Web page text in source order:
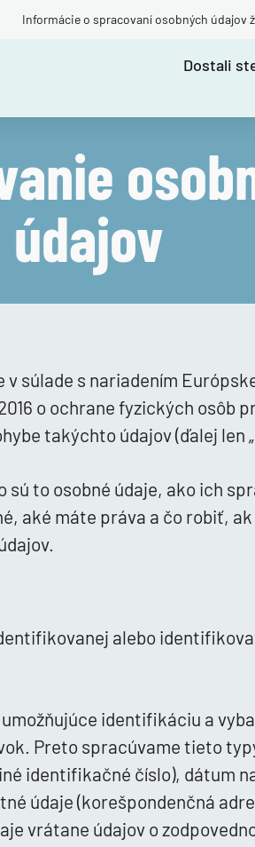
Informácie o spracovaní osobných údajov
Dostali
údajov
v súlade s nariadením
o ochrane fyzických osôb
takýchto údajov (ďalej len
to osobné údaje, ako ich
aké máte práva a čo robiť,
alebo
identifikáciu a
Preto spracúvame tieto
identifikačné číslo), dátum
údaje (korešpondenčná
vrátane údajov o